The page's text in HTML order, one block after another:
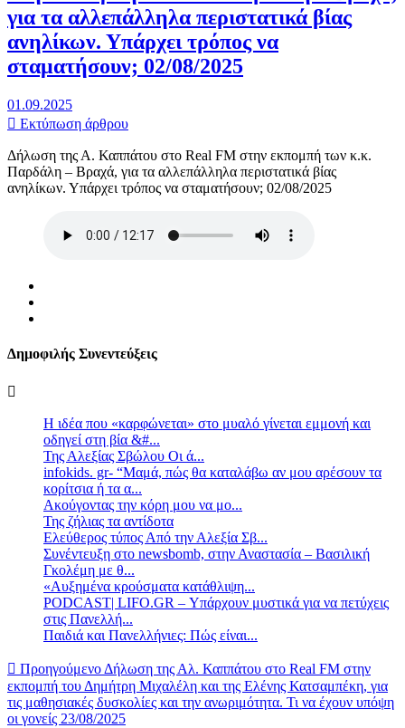
για τα αλλεπάλληλα περιστατικά βίας
ανηλίκων. Υπάρχει τρόπος να
σταματήσουν; 02/08/2025
01.09.2025
Εκτύπωση άρθρου
Δήλωση της Α. Καππάτου στο Real FM στην εκπομπή των κ.κ.
Παρδάλη – Βραχά, για τα αλλεπάλληλα περιστατικά βίας
ανηλίκων. Υπάρχει τρόπος να σταματήσουν; 02/08/2025
Δημοφιλής Συνεντεύξεις
Η ιδέα που «καρφώνεται» στο μυαλό γίνεται εμμονή και
οδηγεί στη βία &#...
Της Αλεξίας Σβώλου Οι ά...
infokids. gr- “Μαμά, πώς θα καταλάβω αν μου αρέσουν τα
κορίτσια ή τα α...
Ακούγοντας την κόρη μου να μο...
Της ζήλιας τα αντίδοτα
Ελεύθερος τύπος Από την Αλεξία Σβ...
Συνέντευξη στο newsbomb, στην Αναστασία – Βασιλική
Γκολέμη με θ...
«Αυξημένα κρούσματα κατάθλιψη...
PODCAST| LIFO.GR – Υπάρχουν μυστικά για να πετύχεις
στις Πανελλή...
Παιδιά και Πανελλήνιες: Πώς είναι...
Προηγούμενο Δήλωση της Αλ. Καππάτου στο Real FM στην
εκπομπή του Δημήτρη Μιχαλέλη και της Ελένης Κατσαμπέκη, για
τις μαθησιακές δυσκολίες και την ανωριμότητα. Τι να έχουν υπόψη
οι γονείς 23/08/2025